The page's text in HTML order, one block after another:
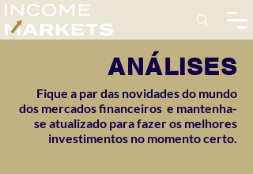
ANÁLISES
Fique a par das novidades do mundo
dos mercados financeiros e mantenha-
se atualizado para fazer os melhores
investimentos no momento certo.